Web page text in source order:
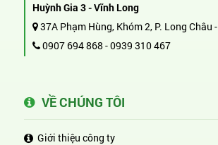
Huỳnh Gia 3 - Vĩnh Long
37A Phạm Hùng, Khóm 2, P. Long Châu -
0907 694 868 -0939 310 467
VỀ CHÚNG TÔI
Giới thiệu công ty